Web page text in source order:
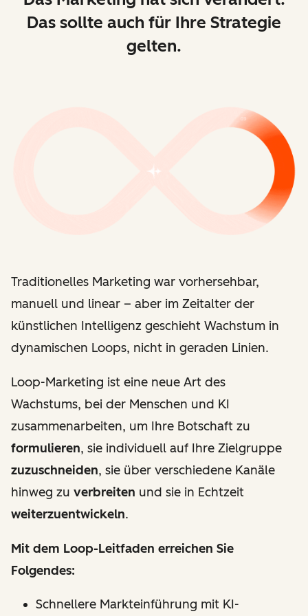
Das sollte auch für Ihre Strategie
gelten.
Traditionelles Marketing war vorhersehbar,
manuell und linear – aber im Zeitalter der
künstlichen Intelligenz geschieht Wachstum in
dynamischen Loops, nicht in geraden Linien.
Loop-Marketing ist eine neue Art des
Wachstums, bei der Menschen und KI
zusammenarbeiten, um Ihre Botschaft zu
formulieren, sie individuell auf Ihre Zielgruppe
zuzuschneiden, sie über verschiedene Kanäle
hinweg zu verbreiten und sie in Echtzeit
weiterzuentwickeln.
Mit dem Loop-Leitfaden erreichen Sie
Folgendes:
Schnellere Markteinführung mit KI-